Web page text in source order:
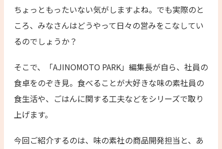
ちょっともったいない気がしますよね。でも実際のと
ころ、みなさんはどうやって日々の営みをこなしてい
るのでしょうか？
そこで、「AJINOMOTO PARK」編集長が自ら、社員の
食卓をのぞき見。食べることが大好きな味の素社員の
食生活や、ごはんに関する工夫などをシリーズで取り
上げます。
今回ご紹介するのは、味の素社の商品開発担当と、あ